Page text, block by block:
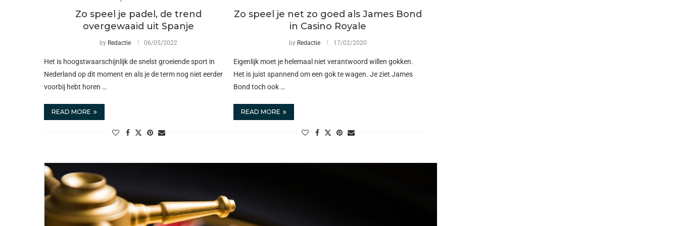
Zo speel je padel, de trend
overgewaaid uit Spanje
by Redactie 06/05/2022
Het is hoogstwaarschijnlijk de snelst groeiende sport in
Nederland op dit moment en als je de term nog niet eerder
voorbij hebt horen …
READ MORE
Zo speel je net zo goed als James Bond
in Casino Royale
by Redactie 17/02/2020
Eigenlijk moet je helemaal niet verantwoord willen gokken.
Het is juist spannend om een gok te wagen. Je ziet James
Bond toch ook …
READ MORE